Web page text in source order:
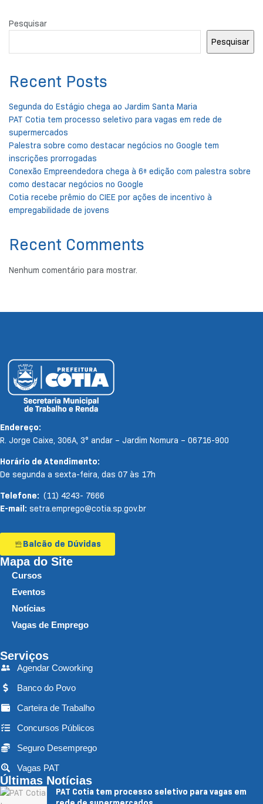
Pesquisar
Pesquisar
Recent Posts
Segunda do Estágio chega ao Jardim Santa Maria
PAT Cotia tem processo seletivo para vagas em rede de
supermercados
Palestra sobre como destacar negócios no Google tem
inscrições prorrogadas
Conexão Empreendedora chega à 6ª edição com palestra sobre
como destacar negócios no Google
Cotia recebe prêmio do CIEE por ações de incentivo à
empregabilidade de jovens
Recent Comments
Nenhum comentário para mostrar.
Endereço:
R. Jorge Caixe, 306A, 3° andar – Jardim Nomura – 06716-900
Horário de Atendimento:
De segunda a sexta-feira, das 07 às 17h
Telefone: (11) 4243- 7666
E-mail: setra.emprego@cotia.sp.gov.br
Balcão de Dúvidas
Mapa do Site
Cursos
Eventos
Notícias
Vagas de Emprego
Serviços
Agendar Coworking
Banco do Povo
Carteira de Trabalho
Concursos Públicos
Seguro Desemprego
Vagas PAT
Últimas Notícias
PAT Cotia tem processo seletivo para vagas em